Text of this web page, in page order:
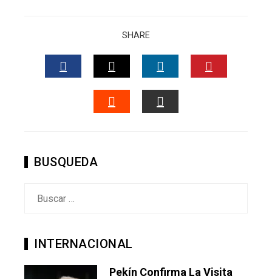
SHARE
FACEBOOKTWITTERLINKEDIN
BUSQUEDA
INTERNACIONAL
Pekín Confirma La Visita